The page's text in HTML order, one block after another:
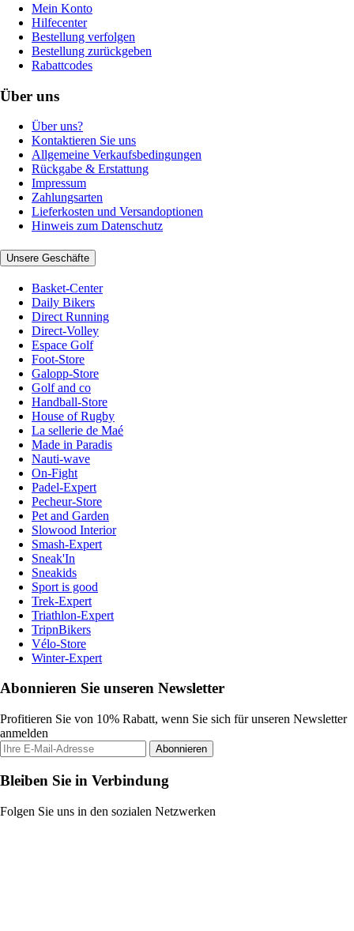
Mein Konto
Hilfecenter
Bestellung verfolgen
Bestellung zurückgeben
Rabattcodes
Über uns
Über uns?
Kontaktieren Sie uns
Allgemeine Verkaufsbedingungen
Rückgabe & Erstattung
Impressum
Zahlungsarten
Lieferkosten und Versandoptionen
Hinweis zum Datenschutz
Unsere Geschäfte
Basket-Center
Daily Bikers
Direct Running
Direct-Volley
Espace Golf
Foot-Store
Galopp-Store
Golf and co
Handball-Store
House of Rugby
La sellerie de Maé
Made in Paradis
Nauti-wave
On-Fight
Padel-Expert
Pecheur-Store
Pet and Garden
Slowood Interior
Smash-Expert
Sneak'In
Sneakids
Sport is good
Trek-Expert
Triathlon-Expert
TripnBikers
Vélo-Store
Winter-Expert
Abonnieren Sie unseren Newsletter
Profitieren Sie von 10% Rabatt, wenn Sie sich für unseren Newsletter
anmelden
Abonnieren
Bleiben Sie in Verbindung
Folgen Sie uns in den sozialen Netzwerken